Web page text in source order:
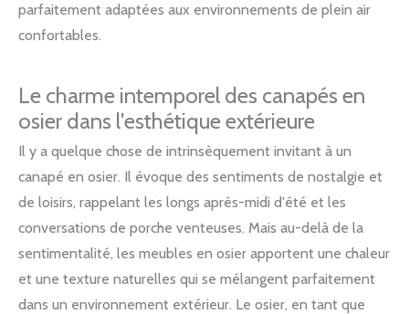
parfaitement adaptées aux environnements de plein air
confortables.
Le charme intemporel des canapés en
osier dans l'esthétique extérieure
Il y a quelque chose de intrinsèquement invitant à un
canapé en osier. Il évoque des sentiments de nostalgie et
de loisirs, rappelant les longs après-midi d'été et les
conversations de porche venteuses. Mais au-delà de la
sentimentalité, les meubles en osier apportent une chaleur
et une texture naturelles qui se mélangent parfaitement
dans un environnement extérieur. Le osier, en tant que